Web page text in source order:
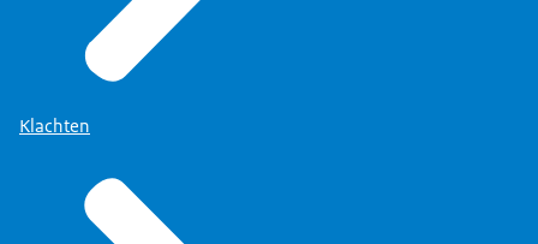
Klachten